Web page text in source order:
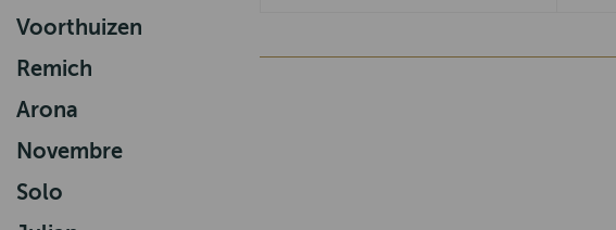
Voorthuizen
Remich
Arona
Novembre
Solo